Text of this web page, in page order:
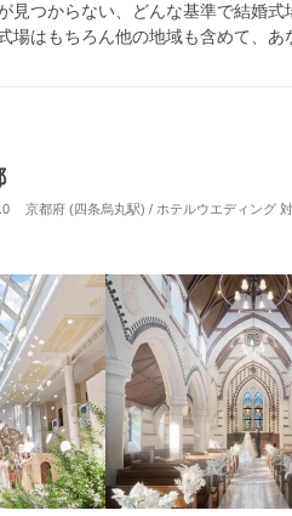
見つからない、どんな基準で結婚
場はもちろん他の地域も含めて、
コミ評価
京都府 (四条烏丸駅) / ホテルウエディング 対応